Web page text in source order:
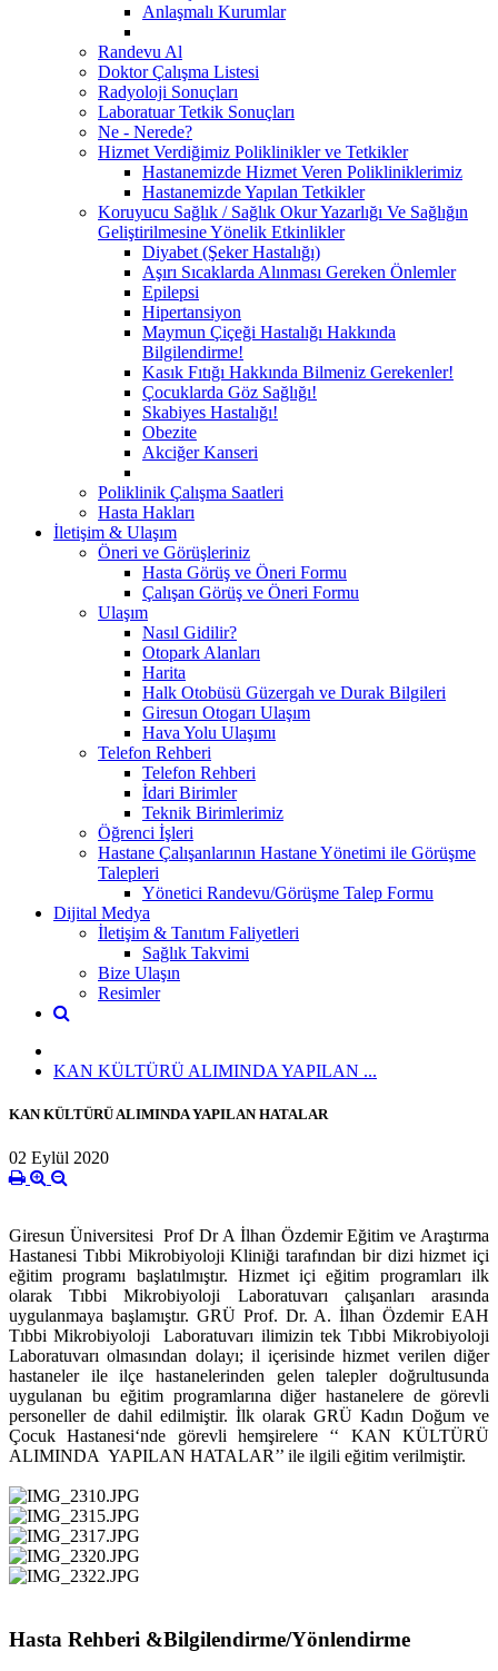
Anlaşmalı Kurumlar
Randevu Al
Doktor Çalışma Listesi
Radyoloji Sonuçları
Laboratuar Tetkik Sonuçları
Ne - Nerede?
Hizmet Verdiğimiz Poliklinikler ve Tetkikler
Hastanemizde Hizmet Veren Polikliniklerimiz
Hastanemizde Yapılan Tetkikler
Koruyucu Sağlık / Sağlık Okur Yazarlığı Ve Sağlığın
Geliştirilmesine Yönelik Etkinlikler
Diyabet (Şeker Hastalığı)
Aşırı Sıcaklarda Alınması Gereken Önlemler
Epilepsi
Hipertansiyon
Maymun Çiçeği Hastalığı Hakkında
Bilgilendirme!
Kasık Fıtığı Hakkında Bilmeniz Gerekenler!
Çocuklarda Göz Sağlığı!
Skabiyes Hastalığı!
Obezite
Akciğer Kanseri
Poliklinik Çalışma Saatleri
Hasta Hakları
İletişim & Ulaşım
Öneri ve Görüşleriniz
Hasta Görüş ve Öneri Formu
Çalışan Görüş ve Öneri Formu
Ulaşım
Nasıl Gidilir?
Otopark Alanları
Harita
Halk Otobüsü Güzergah ve Durak Bilgileri
Giresun Otogarı Ulaşım
Hava Yolu Ulaşımı
Telefon Rehberi
Telefon Rehberi
İdari Birimler
Teknik Birimlerimiz
Öğrenci İşleri
Hastane Çalışanlarının Hastane Yönetimi ile Görüşme
Talepleri
Yönetici Randevu/Görüşme Talep Formu
Dijital Medya
İletişim & Tanıtım Faliyetleri
Sağlık Takvimi
Bize Ulaşın
Resimler
KAN KÜLTÜRÜ ALIMINDA YAPILAN ...
KAN KÜLTÜRÜ ALIMINDA YAPILAN HATALAR
02 Eylül 2020
Giresun Üniversitesi Prof Dr A İlhan Özdemir Eğitim ve Araştırma
Hastanesi Tıbbi Mikrobiyoloji Kliniği tarafından bir dizi hizmet içi
eğitim programı başlatılmıştır. Hizmet içi eğitim programları ilk
olarak Tıbbi Mikrobiyoloji Laboratuvarı çalışanları arasında
uygulanmaya başlamıştır. GRÜ Prof. Dr. A. İlhan Özdemir EAH
Tıbbi Mikrobiyoloji Laboratuvarı ilimizin tek Tıbbi Mikrobiyoloji
Laboratuvarı olmasından dolayı; il içerisinde hizmet verilen diğer
hastaneler ile ilçe hastanelerinden gelen talepler doğrultusunda
uygulanan bu eğitim programlarına diğer hastanelere de görevli
personeller de dahil edilmiştir. İlk olarak GRÜ Kadın Doğum ve
Çocuk Hastanesi‘nde görevli hemşirelere ‘‘ KAN KÜLTÜRÜ
ALIMINDA YAPILAN HATALAR’’ ile ilgili eğitim verilmiştir.
Hasta Rehberi &Bilgilendirme/Yönlendirme